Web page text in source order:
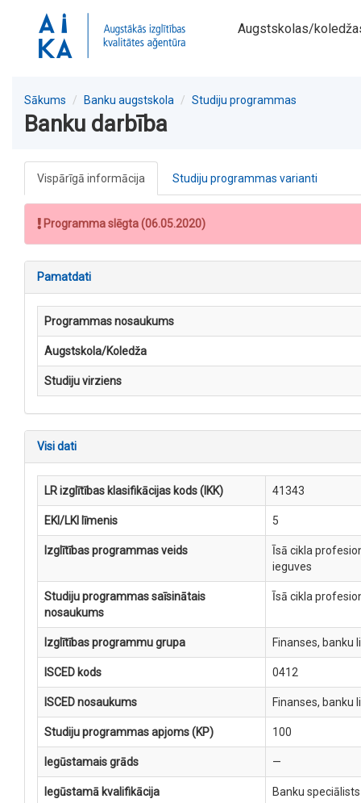
Augstskolas/
Sākums Banku augstskola Studiju programmas
Banku darbība
Vispārīgā informācija Studiju programmas varianti
Programma slēgta (06.05.2020)
Pamatdati
Programmas nosaukums
Augstskola/Koledža
Studiju virziens
Visi dati
LR izglītības klasifikācijas kods (IKK) 41343
EKI/LKI līmenis 5
Izglītības programmas veids
Īsā cikla
ieguves
Studiju programmas saīsinātais
nosaukums
Īsā cikla
Izglītības programmu grupa Finanses, banku
ISCED kods 0412
ISCED nosaukums Finanses, banku
Studiju programmas apjoms (KP) 100
Iegūstamais grāds —
Iegūstamā kvalifikācija Banku speciālists